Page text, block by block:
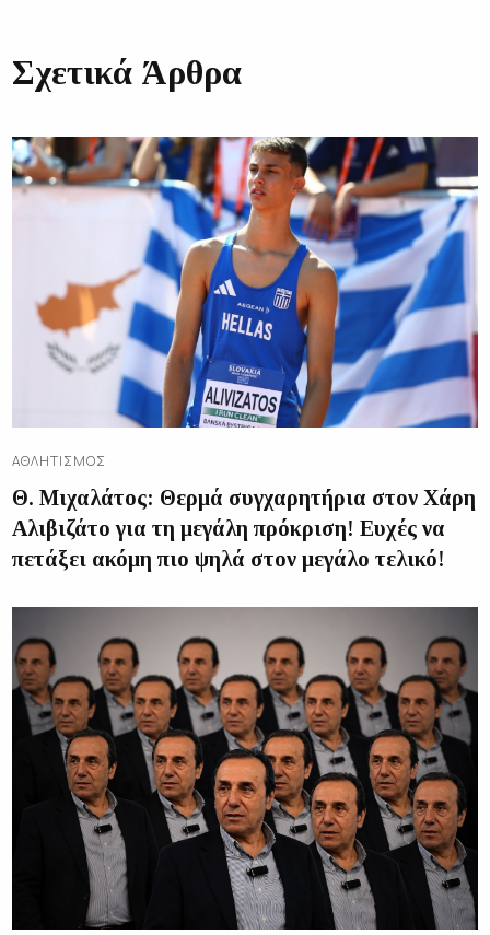
Σχετικά Άρθρα
ΑΘΛΗΤΙΣΜΌΣ
Θ. Μιχαλάτος: Θερμά συγχαρητήρια στον Χάρη
Αλιβιζάτο για τη μεγάλη πρόκριση! Ευχές να
πετάξει ακόμη πιο ψηλά στον μεγάλο τελικό!